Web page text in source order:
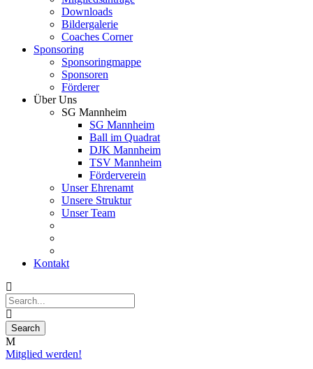
Downloads
Bildergalerie
Coaches Corner
Sponsoring
Sponsoringmappe
Sponsoren
Förderer
Über Uns
SG Mannheim
SG Mannheim
Ball im Quadrat
DJK Mannheim
TSV Mannheim
Förderverein
Unser Ehrenamt
Unsere Struktur
Unser Team
Kontakt
Mitglied werden!